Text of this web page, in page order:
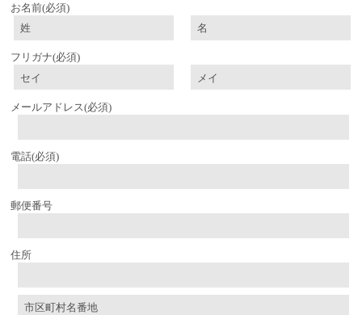
お名前(必須)
フリガナ(必須)
メールアドレス(必須)
電話(必須)
郵便番号
住所